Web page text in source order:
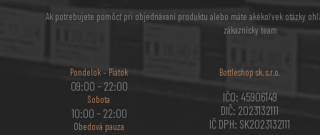
Ak potrebujete pomôcť pri objednávaní produktu alebo máte akékoľvek otázky
zákaznícky team
Pondelok – Piatok
09:00 – 22:00
Sobota
10:00 – 22:00
Obedová pauza
Bottleshop sk, s.r.o.
IČO: 45906149
DIČ: 2023132111
IČ DPH: SK2023132111